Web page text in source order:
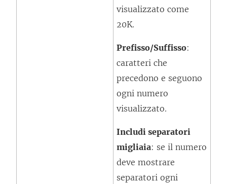
visualizzato come
20K.
Prefisso/Suffisso:
caratteri che
precedono e seguono
ogni numero
visualizzato.
Includi separatori
migliaia: se il numero
deve mostrare
separatori ogni